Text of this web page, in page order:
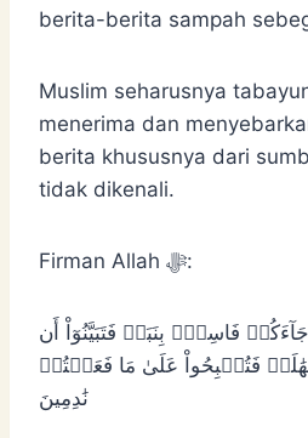
berita-berita sampah
Muslim seharusnya
menerima dan
berita khususnya dari
tidak dikenali.
Firman Allah ﷻ:
جَآءَكُمۡ فَاسِقُۢ بِنَبَإٖ فَتَبَيَّنُوٓاْ أَن
فَتُصۡبِحُواْ عَلَىٰ مَا فَعَلۡتُمۡ
نَٰدِمِينَ